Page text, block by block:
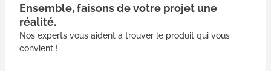
Ensemble, faisons de votre projet une
réalité.
Nos experts vous aident à trouver le produit qui vous
convient !